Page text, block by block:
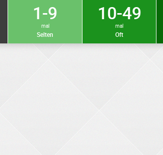
1-9
mal
Selten
10-49
mal
Oft